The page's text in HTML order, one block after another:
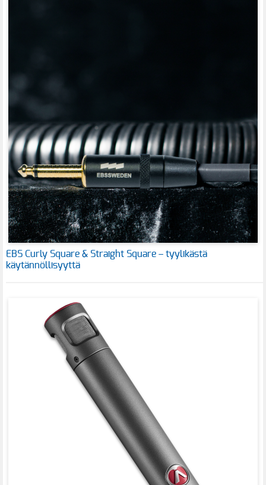
EBS Curly Square & Straight Square – tyylikästä
käytännöllisyyttä